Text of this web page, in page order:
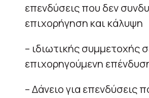
επενδύσεις που δεν
επιχορήγηση και κάλυψη
– ιδιωτικής συμμετοχής
επιχορηγούμενη
– Δάνειο για επενδύσεις